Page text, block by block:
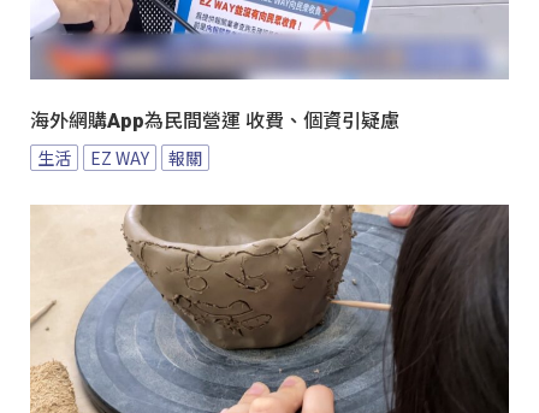
海外網購App為民間營運 收費、個資引疑慮
生活 EZ WAY 報關